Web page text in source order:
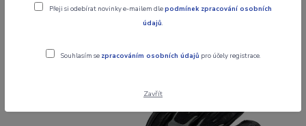
MBW Pánské moto rukavice Bart
Přeji si odebírat novinky e-mailem dlepodmínek zpracování osobních
údajů.
Souhlasím se zpracováním osobních údajů pro účely registrace.
Zavřít